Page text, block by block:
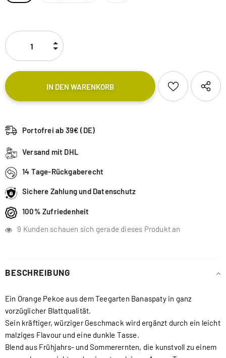
Portofrei ab 39€ (DE)
Versand mit DHL
14 Tage-Rückgaberecht
Sichere Zahlung und Datenschutz
100% Zufriedenheit
9 Kunden schauen sich gerade dieses Produkt an
BESCHREIBUNG
Ein Orange Pekoe aus dem Teegarten Banaspaty in ganz
vorzüglicher Blattqualität.
Sein kräftiger, würziger Geschmack wird ergänzt durch ein leicht
malziges Flavour und eine dunkle Tasse.
Blend aus Frühjahrs- und Sommerernten, die kunstvoll zu einem